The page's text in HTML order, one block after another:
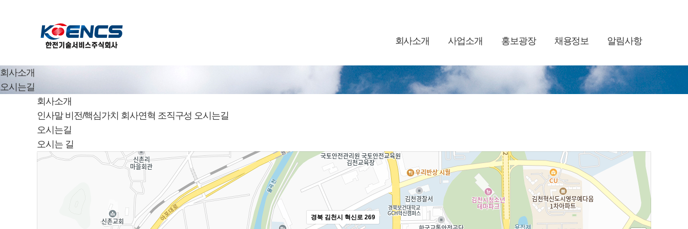
회사소개 사업소개 홍보광장 채용정보 알림사항
회사소개
오시는길
회사소개
인사말 비전/핵심가치 회사연혁 조직구성 오시는길
오시는길
오시는 길
경북 김천시 혁신로 269